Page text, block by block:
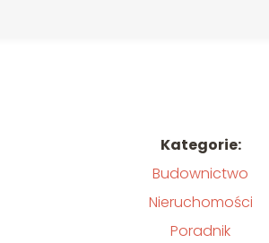
Kategorie:
Budownictwo
Nieruchomości
Poradnik